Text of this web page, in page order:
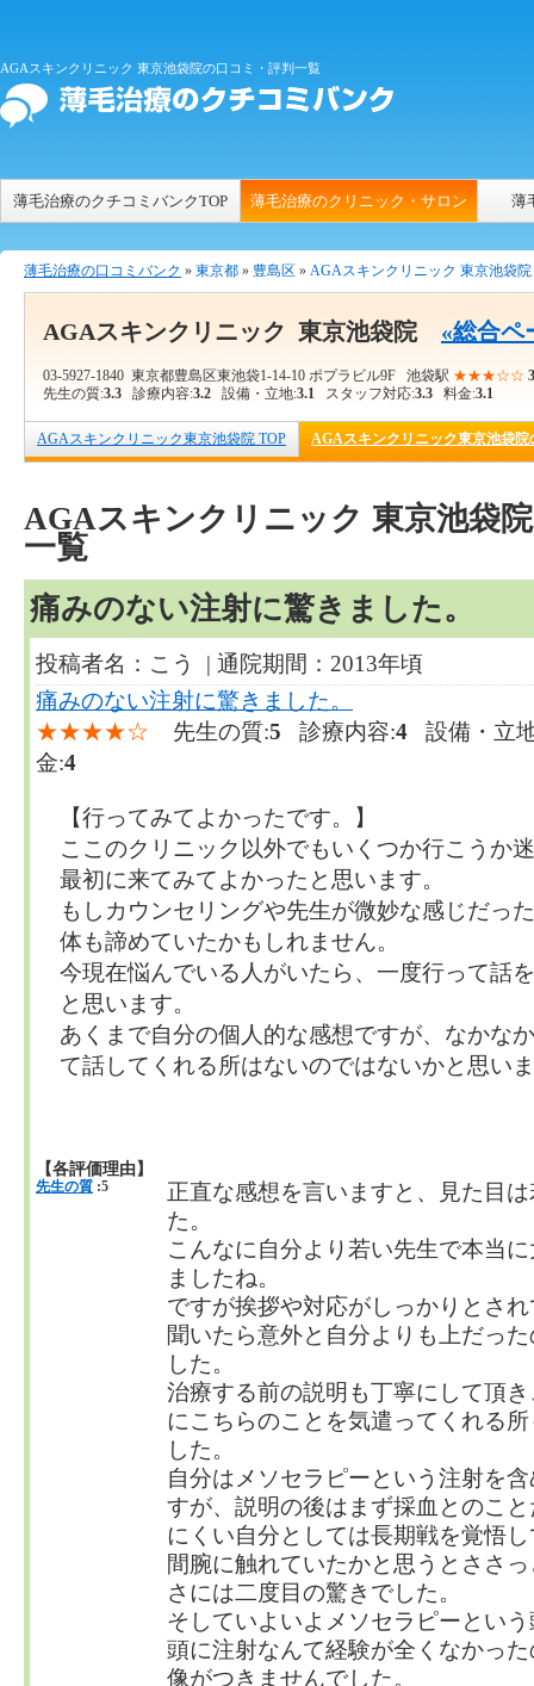
AGAスキンクリニック 東京池袋院の口コミ・評判一覧
薄毛治療のクチコミバンクTOP 薄毛治療のクリニック・サロン 薄
薄毛治療の口コミバンク » 東京都 » 豊島区 » AGAスキンクリニック 東京池袋院
AGAスキンクリニック 東京池袋院 «総合ペ
03-5927-1840 東京都豊島区東池袋1-14-10 ポプラビル9F 池袋駅 ★★★☆☆
先生の質:3.3 診療内容:3.2 設備・立地:3.1 スタッフ対応:3.3 料金:3.1
AGAスキンクリニック東京池袋院 TOP AGAスキンクリニック東京池袋院
AGAスキンクリニック 東京池袋
一覧
痛みのない注射に驚きました。
投稿者名：こう | 通院期間：2013年頃
痛みのない注射に驚きました。
★★★★☆ 先生の質:5 診療内容:4 設備・立
金:4
【行ってみてよかったです。】
ここのクリニック以外でもいくつか行こうか
最初に来てみてよかったと思います。
もしカウンセリングや先生が微妙な感じだっ
体も諦めていたかもしれません。
今現在悩んでいる人がいたら、一度行って話
と思います。
あくまで自分の個人的な感想ですが、なかな
て話してくれる所はないのではないかと思い
【各評価理由】
先生の質 :5
正直な感想を言いますと、見た目
た。
こんなに自分より若い先生で本当
ましたね。
ですが挨拶や対応がしっかりとさ
聞いたら意外と自分よりも上だっ
した。
治療する前の説明も丁寧にして頂
にこちらのことを気遣ってくれる
した。
自分はメソセラピーという注射を
すが、説明の後はまず採血とのこ
にくい自分としては長期戦を覚悟
間腕に触れていたかと思うとささ
さには二度目の驚きでした。
そしていよいよメソセラピーとい
頭に注射なんて経験が全くなかっ
像がつきませんでした。